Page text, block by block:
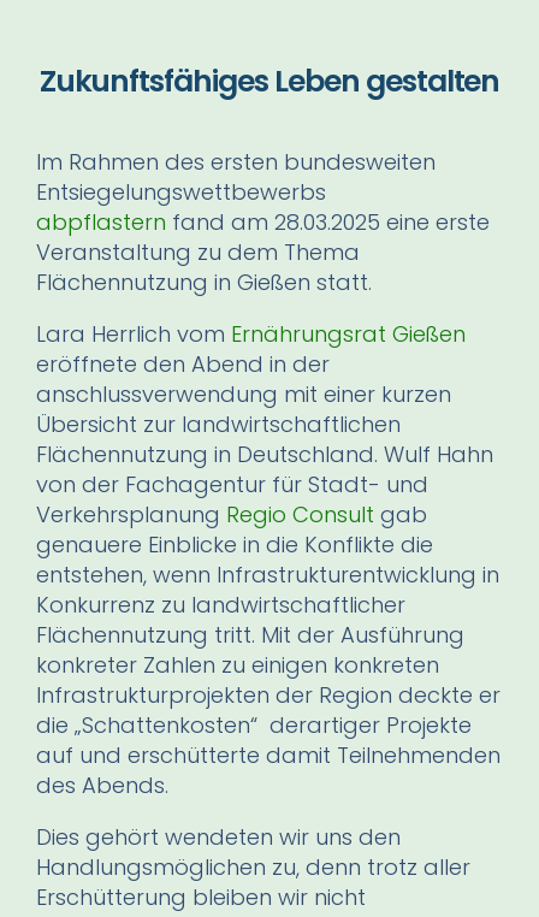
Zukunftsfähiges Leben gestalten
Im Rahmen des ersten bundesweiten
Entsiegelungswettbewerbs
abpflastern fand am 28.03.2025 eine erste
Veranstaltung zu dem Thema
Flächennutzung in Gießen statt.
Lara Herrlich vom Ernährungsrat Gießen
eröffnete den Abend in der
anschlussverwendung mit einer kurzen
Übersicht zur landwirtschaftlichen
Flächennutzung in Deutschland. Wulf Hahn
von der Fachagentur für Stadt- und
Verkehrsplanung Regio Consult gab
genauere Einblicke in die Konflikte die
entstehen, wenn Infrastrukturentwicklung in
Konkurrenz zu landwirtschaftlicher
Flächennutzung tritt. Mit der Ausführung
konkreter Zahlen zu einigen konkreten
Infrastrukturprojekten der Region deckte er
die „Schattenkosten“ derartiger Projekte
auf und erschütterte damit Teilnehmenden
des Abends.
Dies gehört wendeten wir uns den
Handlungsmöglichen zu, denn trotz aller
Erschütterung bleiben wir nicht